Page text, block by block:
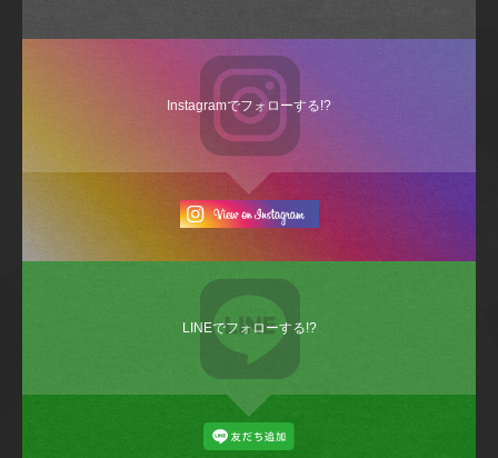
Instagramでフォローする!?
LINEでフォローする!?